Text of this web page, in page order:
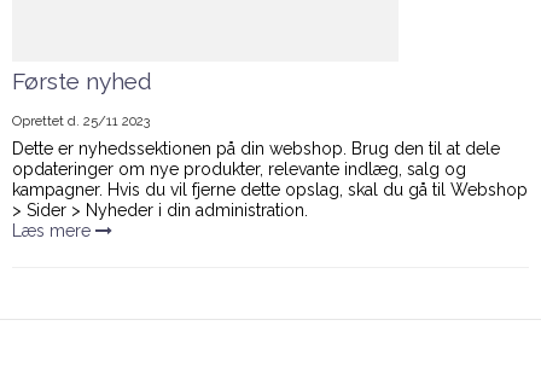
Første nyhed
Oprettet d. 25/11 2023
Dette er nyhedssektionen på din webshop. Brug den til at dele
opdateringer om nye produkter, relevante indlæg, salg og
kampagner. Hvis du vil fjerne dette opslag, skal du gå til Webshop
> Sider > Nyheder i din administration.
Læs mere